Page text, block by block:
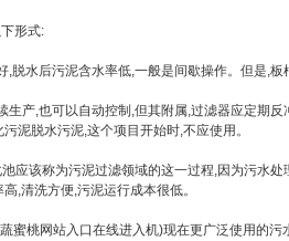
形式:
水后污泥含水率低,一般是间歇操作。但是,板
续生产,也可以自动控制,但其附属,过滤器应定
脱水污泥,这个项目开始时,不应使用。
应该称为污泥过滤领域的这一过程,因为污水
高,清洗方便,污泥运行成本很低。
机(果蔬蜜桃网站入口在线进入机)现在更广泛使